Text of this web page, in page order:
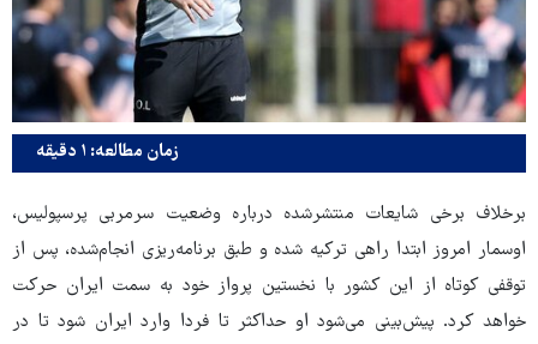
زمان مطالعه: ۱ دقیقه
برخلاف برخی شایعات منتشرشده درباره وضعیت سرمربی پرسپولیس،
اوسمار امروز ابتدا راهی ترکیه شده و طبق برنامه‌ریزی انجام‌شده، پس از
توقفی کوتاه از این کشور با نخستین پرواز خود به سمت ایران حرکت
خواهد کرد. پیش‌بینی می‌شود او حداکثر تا فردا وارد ایران شود تا در